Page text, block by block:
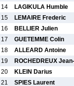
14
LAGIKULA Humble
15
LEMAIRE Frederic
16
BELLIER Julien
17
GUETEMME Colin
18
ALLEARD Antoine
19
ROCHEDREUX
20
KLEIN Darius
21
SPIES Laurent